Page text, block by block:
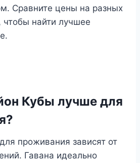
Сравните цены на разных
чтобы найти лучшее
Кубы лучше для
проживания зависят от
Гавана идеально